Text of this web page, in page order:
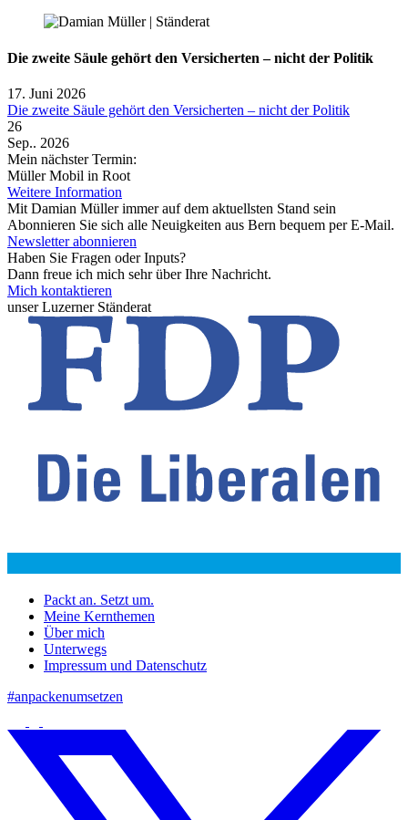
Die zweite Säule gehört den Versicherten – nicht der Politik
17. Juni 2026
Die zweite Säule gehört den Versicherten – nicht der Politik
26
Sep.. 2026
Mein nächster Termin:
Müller Mobil in Root
Weitere Information
Mit Damian Müller immer auf dem aktuellsten Stand sein
Abonnieren Sie sich alle Neuigkeiten aus Bern bequem per E-Mail.
Newsletter abonnieren
Haben Sie Fragen oder Inputs?
Dann freue ich mich sehr über Ihre Nachricht.
Mich kontaktieren
unser Luzerner Ständerat
Packt an. Setzt um.
Meine Kernthemen
Über mich
Unterwegs
Impressum und Datenschutz
#anpackenumsetzen